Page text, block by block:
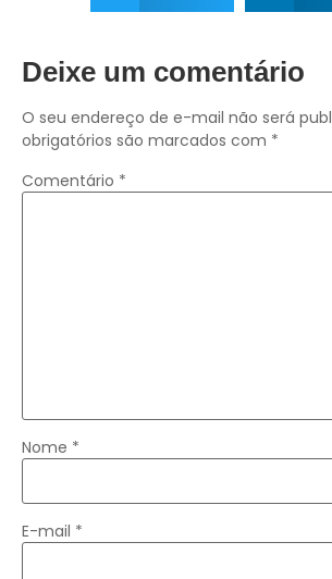
Deixe um comentário
O seu endereço de e-mail não será
obrigatórios são marcados com *
Comentário *
Nome *
E-mail *